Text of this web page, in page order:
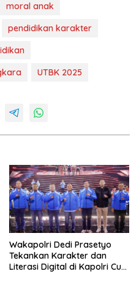
moral anak
pendidikan karakter
UTBK 2025
Wakapolri Dedi Prasetyo
Tekankan Karakter dan
Literasi Digital di Kapolri Cup